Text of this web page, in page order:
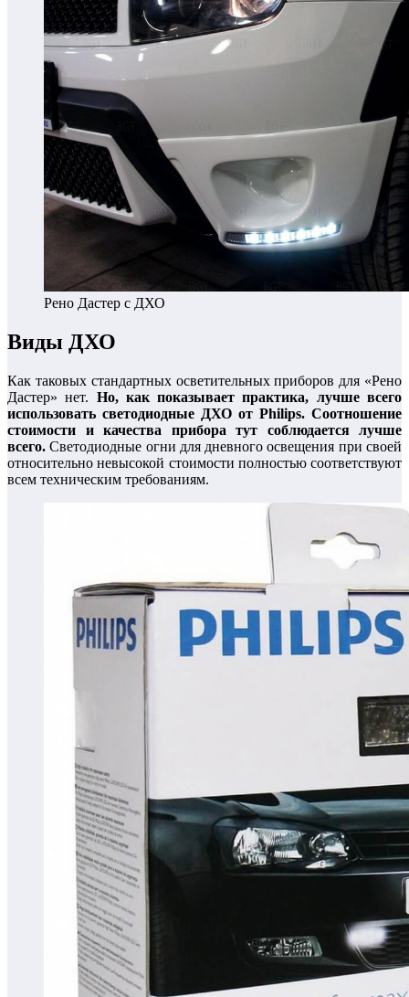
Рено Дастер с ДХО
Виды ДХО
Как таковых стандартных осветительных приборов для «Рено
Дастер» нет. Но, как показывает практика, лучше всего
использовать светодиодные ДХО от Philips. Соотношение
стоимости и качества прибора тут соблюдается лучше
всего. Светодиодные огни для дневного освещения при своей
относительно невысокой стоимости полностью соответствуют
всем техническим требованиям.